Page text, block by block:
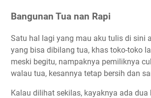
Bangunan Tua nan Rapi
Satu hal lagi yang mau aku tulis di sini
yang bisa dibilang tua, khas toko-toko
meski begitu, nampaknya pemiliknya
walau tua, kesannya tetap bersih dan
Kalau dilihat sekilas, kayaknya ada dua